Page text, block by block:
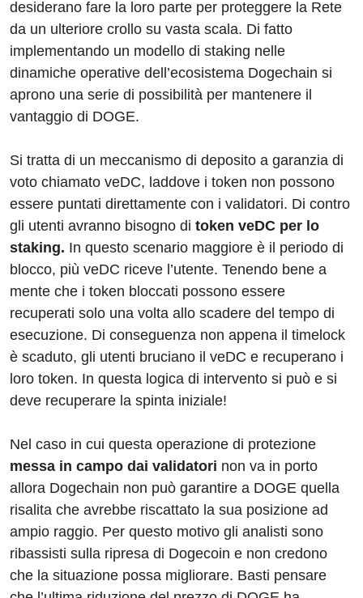
desiderano fare la loro parte per proteggere la Rete
da un ulteriore crollo su vasta scala. Di fatto
implementando un modello di staking nelle
dinamiche operative dell’ecosistema Dogechain si
aprono una serie di possibilità per mantenere il
vantaggio di DOGE.
Si tratta di un meccanismo di deposito a garanzia di
voto chiamato veDC, laddove i token non possono
essere puntati direttamente con i validatori. Di contro
gli utenti avranno bisogno di token veDC per lo
staking. In questo scenario maggiore è il periodo di
blocco, più veDC riceve l’utente. Tenendo bene a
mente che i token bloccati possono essere
recuperati solo una volta allo scadere del tempo di
esecuzione. Di conseguenza non appena il timelock
è scaduto, gli utenti bruciano il veDC e recuperano i
loro token. In questa logica di intervento si può e si
deve recuperare la spinta iniziale!
Nel caso in cui questa operazione di protezione
messa in campo dai validatori non va in porto
allora Dogechain non può garantire a DOGE quella
risalita che avrebbe riscattato la sua posizione ad
ampio raggio. Per questo motivo gli analisti sono
ribassisti sulla ripresa di Dogecoin e non credono
che la situazione possa migliorare. Basti pensare